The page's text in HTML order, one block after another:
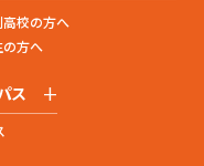
校の方へ
方へ
ス +